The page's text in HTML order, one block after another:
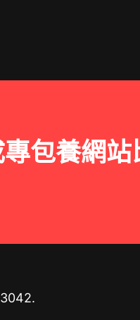
專包養網